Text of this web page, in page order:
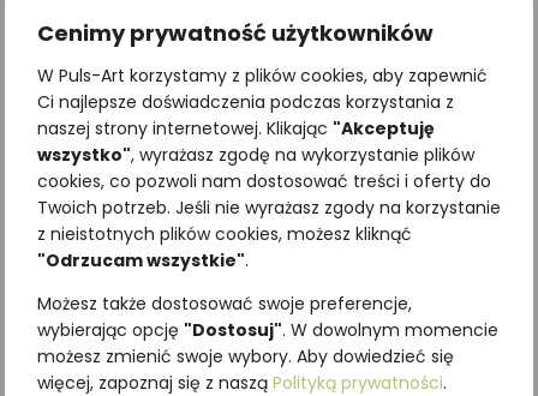
Cenimy prywatność użytkowników
W Puls-Art korzystamy z plików cookies, aby zapewnić
Ci najlepsze doświadczenia podczas korzystania z
naszej strony internetowej. Klikając "Akceptuję
wszystko", wyrażasz zgodę na wykorzystanie plików
cookies, co pozwoli nam dostosować treści i oferty do
Twoich potrzeb. Jeśli nie wyrażasz zgody na korzystanie
z nieistotnych plików cookies, możesz kliknąć
"Odrzucam wszystkie".
Możesz także dostosować swoje preferencje,
wybierając opcję "Dostosuj". W dowolnym momencie
możesz zmienić swoje wybory. Aby dowiedzieć się
więcej, zapoznaj się z naszą Polityką prywatności.
Najniższa cena z ostatnich 30
dni:65,00zł
SKU:Brak danych
Kategorie:
Krukowate,Ptaki
Podobne produkty